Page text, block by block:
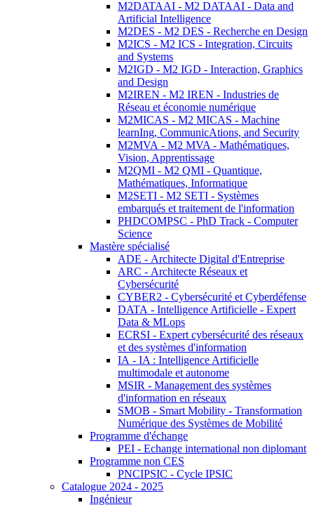
M2DATAAI - M2 DATAAI - Data and
Artificial Intelligence
M2DES - M2 DES - Recherche en Design
M2ICS - M2 ICS - Integration, Circuits
and Systems
M2IGD - M2 IGD - Interaction, Graphics
and Design
M2IREN - M2 IREN - Industries de
Réseau et économie numérique
M2MICAS - M2 MICAS - Machine
learnIng, CommunicAtions, and Security
M2MVA - M2 MVA - Mathématiques,
Vision, Apprentissage
M2QMI - M2 QMI - Quantique,
Mathématiques, Informatique
M2SETI - M2 SETI - Systèmes
embarqués et traitement de l'information
PHDCOMPSC - PhD Track - Computer
Science
Mastère spécialisé
ADE - Architecte Digital d'Entreprise
ARC - Architecte Réseaux et
Cybersécurité
CYBER2 - Cybersécurité et Cyberdéfense
DATA - Intelligence Artificielle - Expert
Data & MLops
ECRSI - Expert cybersécurité des réseaux
et des systèmes d'information
IA - IA : Intelligence Artificielle
multimodale et autonome
MSIR - Management des systèmes
d'information en réseaux
SMOB - Smart Mobility - Transformation
Numérique des Systèmes de Mobilité
Programme d'échange
PEI - Echange international non diplomant
Programme non CES
PNCIPSIC - Cycle IPSIC
Catalogue 2024 - 2025
Ingénieur